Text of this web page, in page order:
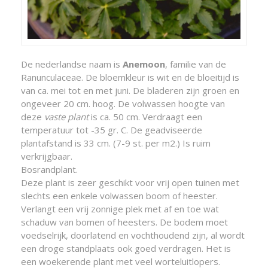
De nederlandse naam is Anemoon, familie van de
Ranunculaceae. De bloemkleur is wit en de bloeitijd is
van ca. mei tot en met juni. De bladeren zijn groen en
ongeveer 20 cm. hoog. De volwassen hoogte van
deze vaste plantis ca. 50 cm. Verdraagt een
temperatuur tot -35 gr. C. De geadviseerde
plantafstand is 33 cm. (7-9 st. per m2.) Is ruim
verkrijgbaar.
Bosrandplant.
Deze plant is zeer geschikt voor vrij open tuinen met
slechts een enkele volwassen boom of heester.
Verlangt een vrij zonnige plek met af en toe wat
schaduw van bomen of heesters. De bodem moet
voedselrijk, doorlatend en vochthoudend zijn, al wordt
een droge standplaats ook goed verdragen. Het is
een woekerende plant met veel worteluitlopers.